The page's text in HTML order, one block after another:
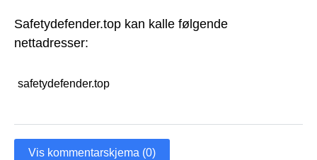
Safetydefender.top kan kalle følgende
nettadresser:
safetydefender.top
Vis kommentarskjema (0)